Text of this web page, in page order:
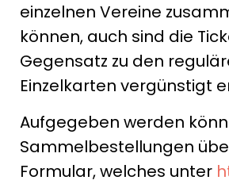
einzelnen Vereine
können, auch sind die
Gegensatz zu den
Einzelkarten vergünstigt
Aufgegeben werden
Sammelbestellungen
Formular, welches unter